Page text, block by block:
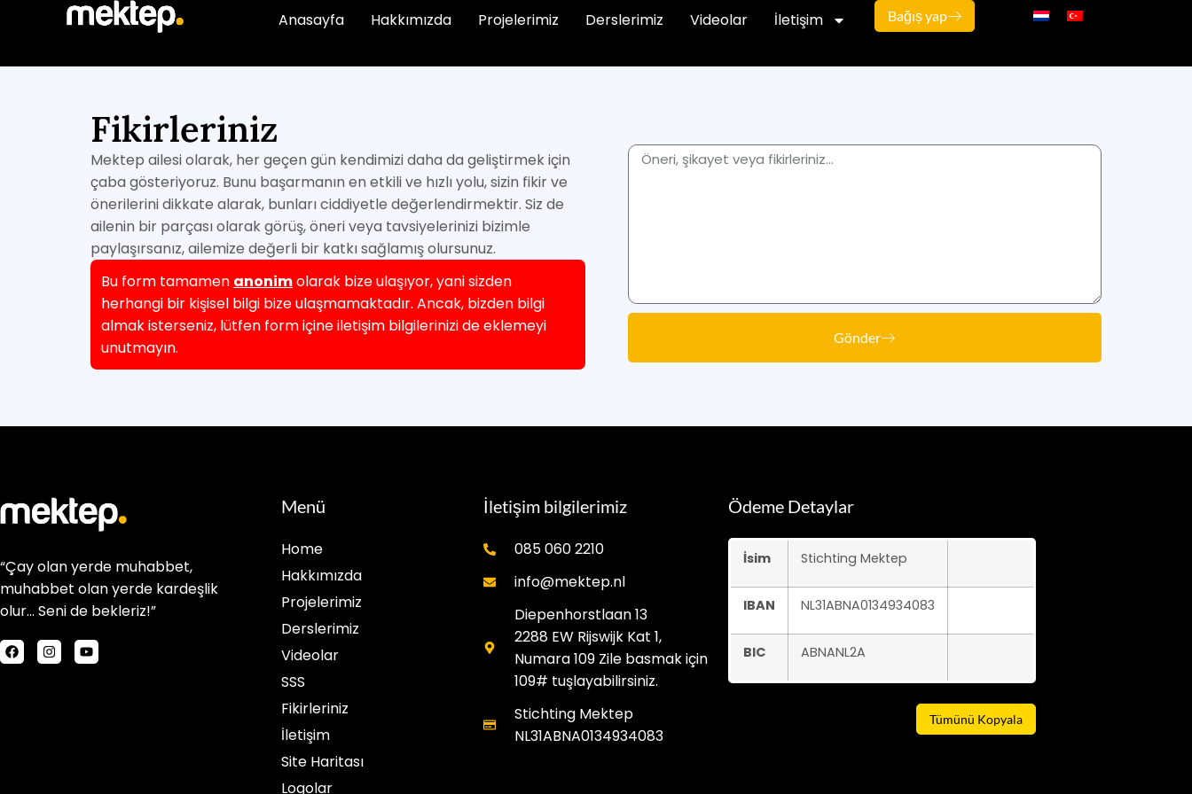
Anasayfa Hakkımızda Projelerimiz Derslerimiz Videolar İletişim Bağıș yap
Fikirleriniz
Mektep ailesi olarak, her geçen gün kendimizi daha da geliştirmek için
çaba gösteriyoruz. Bunu başarmanın en etkili ve hızlı yolu, sizin fikir ve
önerilerini dikkate alarak, bunları ciddiyetle değerlendirmektir. Siz de
ailenin bir parçası olarak görüş, öneri veya tavsiyelerinizi bizimle
paylaşırsanız, ailemize değerli bir katkı sağlamış olursunuz.
Bu form tamamen anonimolarak bize ulaşıyor, yani sizden
herhangi bir kişisel bilgi bize ulaşmamaktadır. Ancak, bizden bilgi
almak isterseniz, lütfen form içine iletişim bilgilerinizi de eklemeyi
unutmayın.
Gönder
“Çay olan yerde muhabbet,
muhabbet olan yerde kardeşlik
olur… Seni de bekleriz!”
Menü
Home
Hakkımızda
Projelerimiz
Derslerimiz
Videolar
SSS
Fikirleriniz
İletişim
Site Haritası
Logolar
İletişim bilgilerimiz
085 060 2210
info@mektep.nl
Diepenhorstlaan 13
2288 EW Rijswijk Kat 1,
Numara 109 Zile basmak için
109# tuşlayabilirsiniz.
Stichting Mektep
NL31ABNA0134934083
Ödeme Detaylar
İsim Stichting Mektep
IBAN NL31ABNA0134934083
BIC ABNANL2A
Tümünü Kopyala